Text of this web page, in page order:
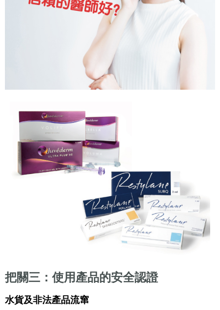
把關三：使用產品的安全認證
水貨及非法產品流窜